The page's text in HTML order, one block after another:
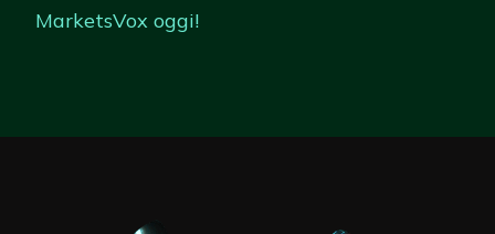
MarketsVox oggi!